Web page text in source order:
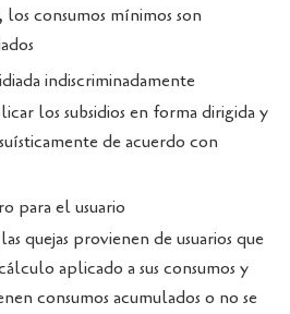
los consumos mínimos son
indiscriminadamente
los subsidios en forma dirigida y
de acuerdo con
para el usuario
quejas provienen de usuarios que
aplicado a sus consumos y
consumos acumulados o no se